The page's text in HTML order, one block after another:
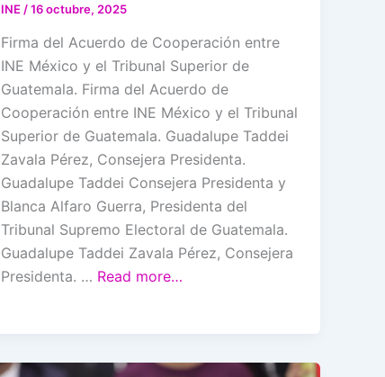
INE /16 octubre, 2025
Firma del Acuerdo de Cooperación entre
INE México y el Tribunal Superior de
Guatemala. Firma del Acuerdo de
Cooperación entre INE México y el Tribunal
Superior de Guatemala. Guadalupe Taddei
Zavala Pérez, Consejera Presidenta.
Guadalupe Taddei Consejera Presidenta y
Blanca Alfaro Guerra, Presidenta del
Tribunal Supremo Electoral de Guatemala.
Guadalupe Taddei Zavala Pérez, Consejera
Presidenta. … Read more…